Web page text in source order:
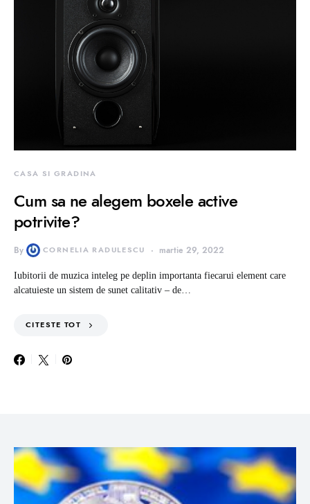
CASA SI GRADINA
Cum sa ne alegem boxele active
potrivite?
By CORNELIA RADULESCU martie 29, 2022
Iubitorii de muzica inteleg pe deplin importanta fiecarui element care
alcatuieste un sistem de sunet calitativ – de…
CITESTE TOT